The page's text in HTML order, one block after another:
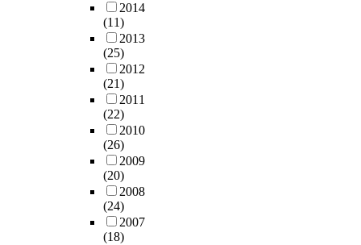
2014
(11)
2013
(25)
2012
(21)
2011
(22)
2010
(26)
2009
(20)
2008
(24)
2007
(18)